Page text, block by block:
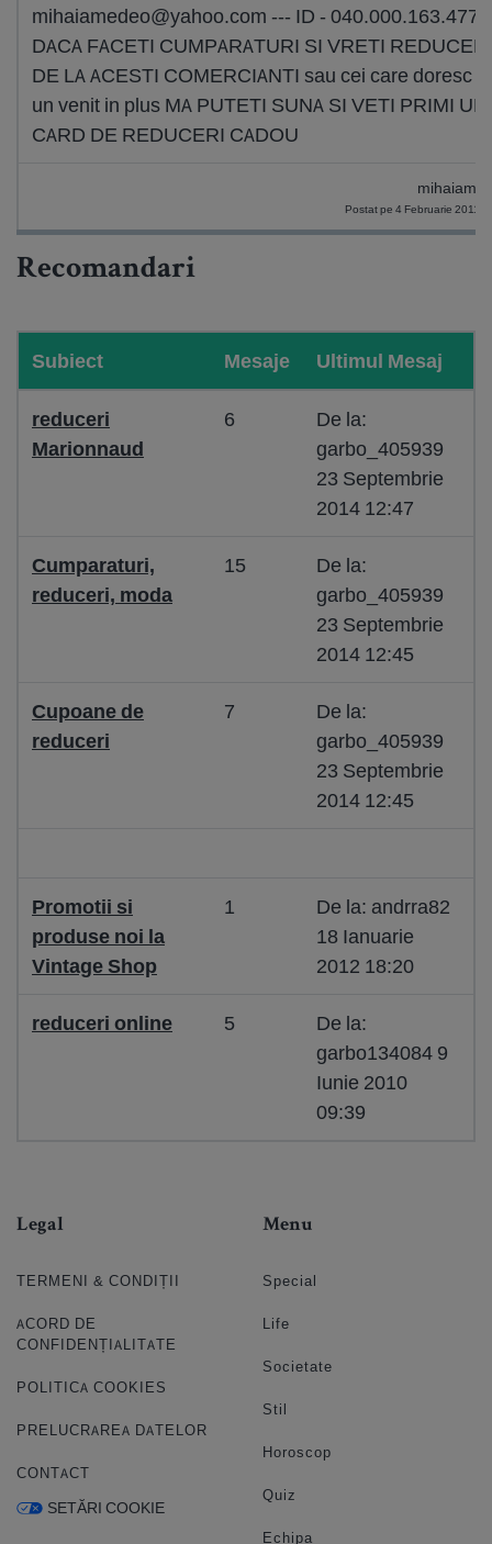
mihaiamedeo@yahoo.com --- ID - 040.000.163.477
DACA FACETI CUMPARATURI SI VRETI REDUCERI
DE LA ACESTI COMERCIANTI sau cei care doresc si
un venit in plus MA PUTETI SUNA SI VETI PRIMI UN
CARD DE REDUCERI CADOU
Postat pe 4 Februarie 2011
Recomandari
Subiect Mesaje Ultimul Mesaj
reduceri
Marionnaud
6
De la:
garbo_405939
23 Septembrie
2014 12:47
Cumparaturi,
reduceri, moda
15
De la:
garbo_405939
23 Septembrie
2014 12:45
Cupoane de
reduceri
7
De la:
garbo_405939
23 Septembrie
2014 12:45
Promotii si
produse noi la
Vintage Shop
1
De la: andrra82
18 Ianuarie
2012 18:20
reduceri online 5
De la:
garbo134084 9
Iunie 2010
09:39
Legal
TERMENI & CONDIȚII
ACORD DE
CONFIDENȚIALITATE
POLITICA COOKIES
PRELUCRAREA DATELOR
CONTACT
SETĂRI COOKIE
Menu
Special
Life
Societate
Stil
Horoscop
Quiz
Echipa